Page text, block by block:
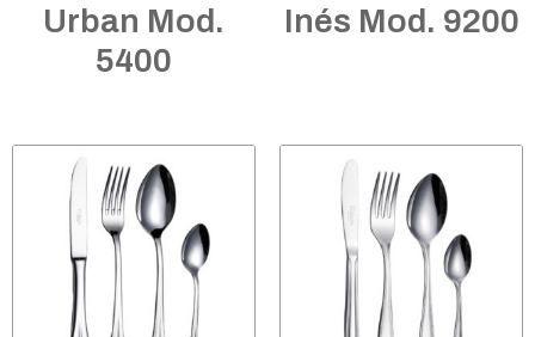
Urban Mod.
5400
Inés Mod. 9200